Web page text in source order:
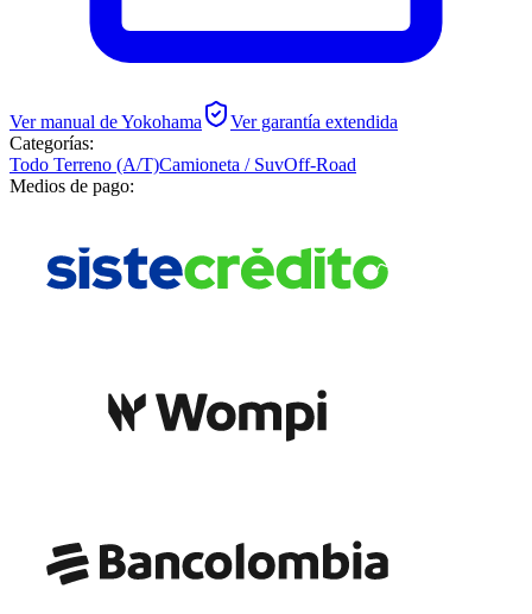
Ver manual deYokohama
Ver garantía extendida
Categorías:
Todo Terreno (A/T)Camioneta / SuvOff-Road
Medios de pago: